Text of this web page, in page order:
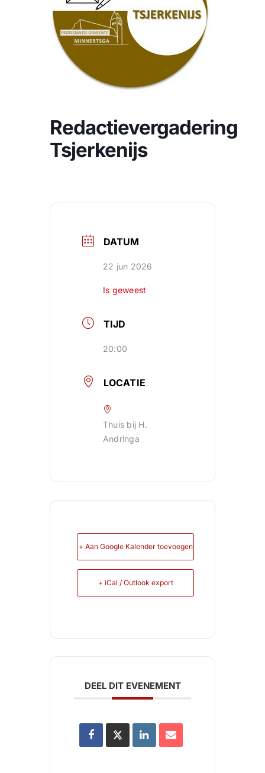
Zoeken
Redactievergadering
Tsjerkenijs
DATUM
22 jun 2026
Is geweest
TIJD
20:00
LOCATIE
Thuis bij H.
Andringa
+ Aan Google Kalender toevoegen
+ iCal / Outlook export
DEEL DIT EVENEMENT